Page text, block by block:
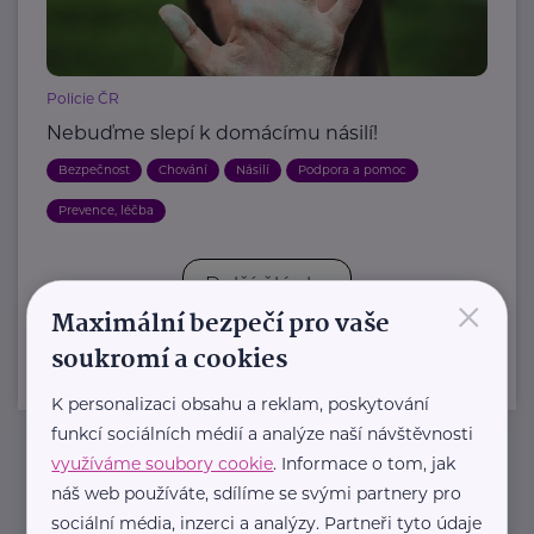
Policie ČR
Nebuďme slepí k domácímu násilí!
Bezpečnost Chování Násilí Podpora a pomoc
Prevence, léčba
Další články
Newsletter
×
Maximální bezpečí pro vaše
soukromí a cookies
K personalizaci obsahu a reklam, poskytování
funkcí sociálních médií a analýze naší návštěvnosti
využíváme soubory cookie. Informace o tom, jak
náš web používáte, sdílíme se svými partnery pro
sociální média, inzerci a analýzy. Partneři tyto údaje